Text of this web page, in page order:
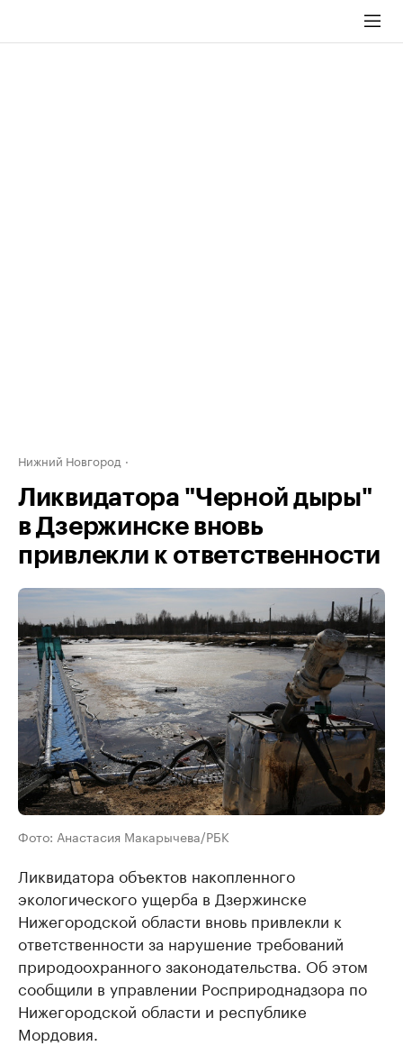
Нижний Новгород
Ликвидатора "Черной дыры"
в Дзержинске вновь
привлекли к ответственности
Фото: Анастасия Макарычева/РБК
Ликвидатора объектов накопленного
экологического ущерба в Дзержинске
Нижегородской области вновь привлекли к
ответственности за нарушение требований
природоохранного законодательства. Об этом
сообщили в управлении Росприроднадзора по
Нижегородской области и республике
Мордовия.